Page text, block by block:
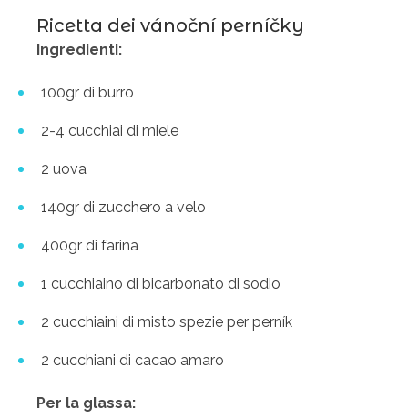
Ricetta dei vánoční perníčky
Ingredienti:
100gr di burro
2-4 cucchiai di miele
2 uova
140gr di zucchero a velo
400gr di farina
1 cucchiaino di bicarbonato di sodio
2 cucchiaini di misto spezie per perník
2 cucchiani di cacao amaro
Per la glassa: